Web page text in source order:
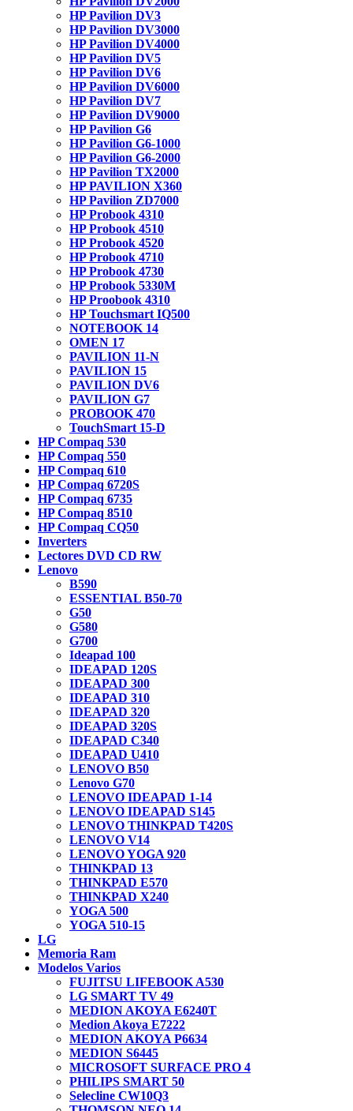
HP Pavilion DV3
HP Pavilion DV3000
HP Pavilion DV4000
HP Pavilion DV5
HP Pavilion DV6
HP Pavilion DV6000
HP Pavilion DV7
HP Pavilion DV9000
HP Pavilion G6
HP Pavilion G6-1000
HP Pavilion G6-2000
HP Pavilion TX2000
HP PAVILION X360
HP Pavilion ZD7000
HP Probook 4310
HP Probook 4510
HP Probook 4520
HP Probook 4710
HP Probook 4730
HP Probook 5330M
HP Proobook 4310
HP Touchsmart IQ500
NOTEBOOK 14
OMEN 17
PAVILION 11-N
PAVILION 15
PAVILION DV6
PAVILION G7
PROBOOK 470
TouchSmart 15-D
HP Compaq 530
HP Compaq 550
HP Compaq 610
HP Compaq 6720S
HP Compaq 6735
HP Compaq 8510
HP Compaq CQ50
Inverters
Lectores DVD CD RW
Lenovo
B590
ESSENTIAL B50-70
G50
G580
G700
Ideapad 100
IDEAPAD 120S
IDEAPAD 300
IDEAPAD 310
IDEAPAD 320
IDEAPAD 320S
IDEAPAD C340
IDEAPAD U410
LENOVO B50
Lenovo G70
LENOVO IDEAPAD 1-14
LENOVO IDEAPAD S145
LENOVO THINKPAD T420S
LENOVO V14
LENOVO YOGA 920
THINKPAD 13
THINKPAD E570
THINKPAD X240
YOGA 500
YOGA 510-15
LG
Memoria Ram
Modelos Varios
FUJITSU LIFEBOOK A530
LG SMART TV 49
MEDION AKOYA E6240T
Medion Akoya E7222
MEDION AKOYA P6634
MEDION S6445
MICROSOFT SURFACE PRO 4
PHILIPS SMART 50
Selecline CW10Q3